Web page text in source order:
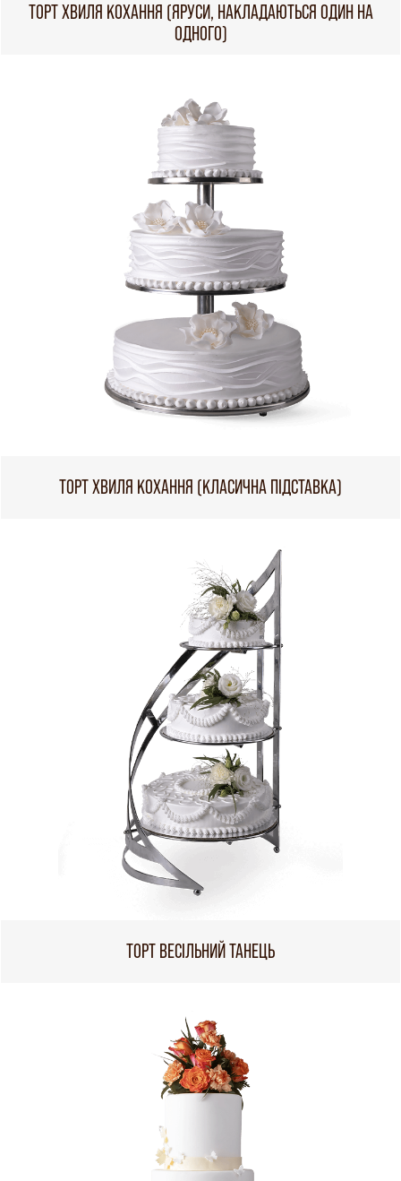
ТОРТ ХВИЛЯ КОХАННЯ (ЯРУСИ, НАКЛАДАЮТЬСЯ ОДИН НА
ОДНОГО)
ТОРТ ХВИЛЯ КОХАННЯ (КЛАСИЧНА ПІДСТАВКА)
ТОРТ ВЕСІЛЬНИЙ ТАНЕЦЬ